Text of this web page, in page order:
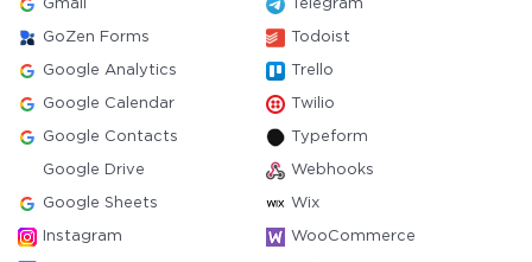
Gmail Telegram
GoZen Forms Todoist
Google Analytics Trello
Google Calendar Twilio
Google Contacts Typeform
Google Drive Webhooks
Google Sheets Wix
Instagram WooCommerce